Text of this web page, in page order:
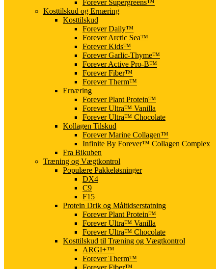
Forever Supergreens™
Kosttilskud og Ernæring
Kosttilskud
Forever Daily™
Forever Arctic Sea™
Forever Kids™
Forever Garlic-Thyme™
Forever Active Pro-B™
Forever Fiber™
Forever Therm™
Ernæring
Forever Plant Protein™
Forever Ultra™ Vanilla
Forever Ultra™ Chocolate
Kollagen Tilskud
Forever Marine Collagen™
Infinite By Forever™ Collagen Complex
Fra Bikuben
Træning og Vægtkontrol
Populære Pakkeløsninger
DX4
C9
F15
Protein Drik og Måltidserstatning
Forever Plant Protein™
Forever Ultra™ Vanilla
Forever Ultra™ Chocolate
Kosttilskud til Træning og Vægtkontrol
ARGI+™
Forever Therm™